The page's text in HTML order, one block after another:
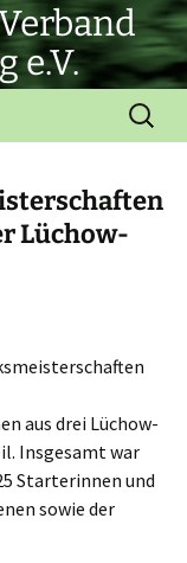
e.V.
Suchen
nach:
Lüchow-
aus drei Lüchow-
Insgesamt war
Starterinnen und
sowie der